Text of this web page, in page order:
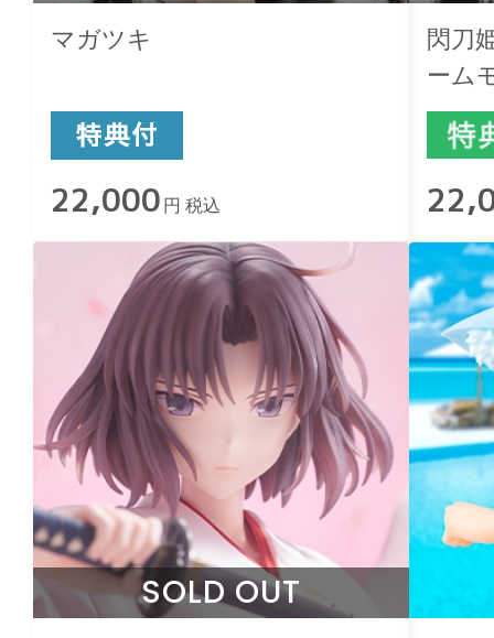
マガツキ
22,000 円 税込
閃刀
ーム
レク
SOLD OUT